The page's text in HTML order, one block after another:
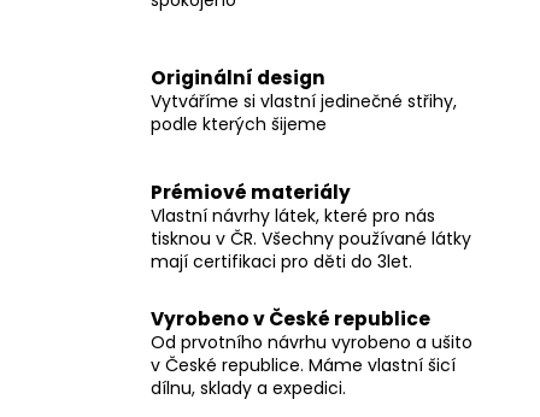
Originální design
Vytváříme si vlastní jedinečné střihy,
podle kterých šijeme
Prémiové materiály
Vlastní návrhy látek, které pro nás
tisknou v ČR. Všechny používané látky
mají certifikaci pro děti do 3let.
Vyrobeno v České republice
Od prvotního návrhu vyrobeno a ušito
v České republice. Máme vlastní šicí
dílnu, sklady a expedici.